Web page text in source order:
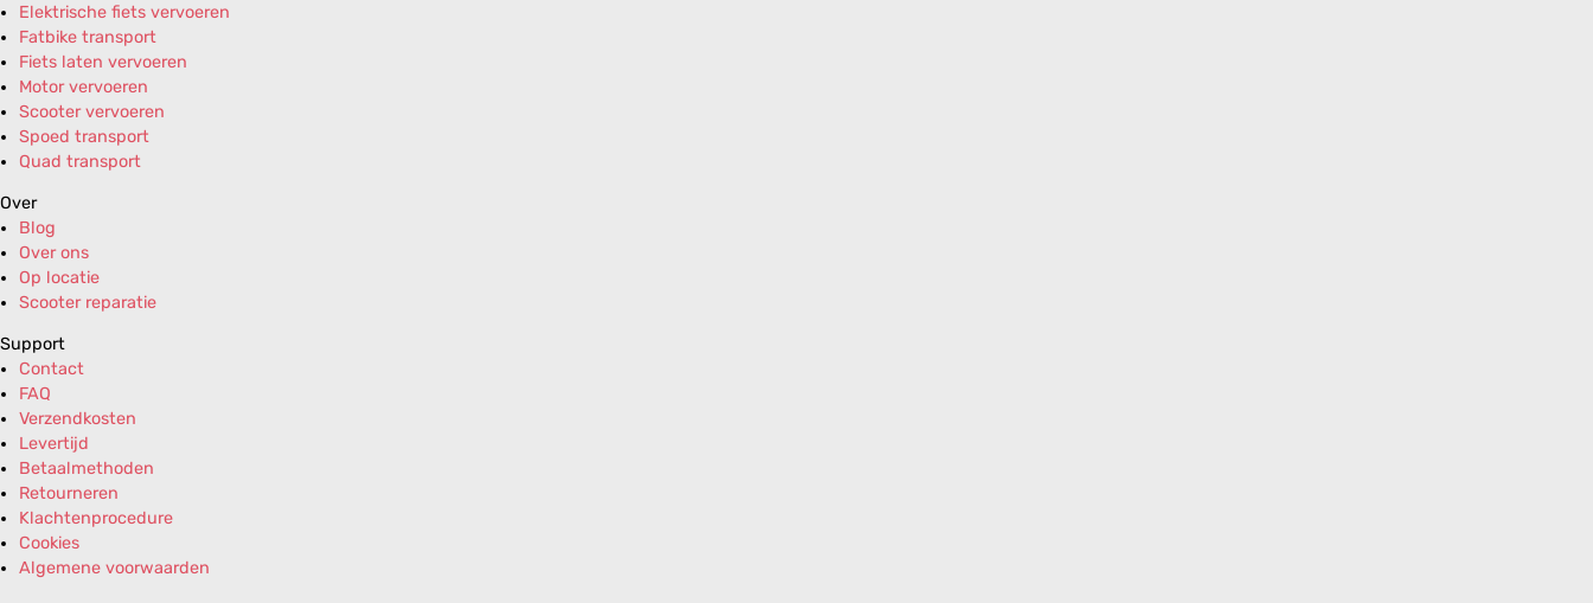
Elektrische fiets vervoeren
Fatbike transport
Fiets laten vervoeren
Motor vervoeren
Scooter vervoeren
Spoed transport
Quad transport
Over
Blog
Over ons
Op locatie
Scooter reparatie
Support
Contact
FAQ
Verzendkosten
Levertijd
Betaalmethoden
Retourneren
Klachtenprocedure
Cookies
Algemene voorwaarden